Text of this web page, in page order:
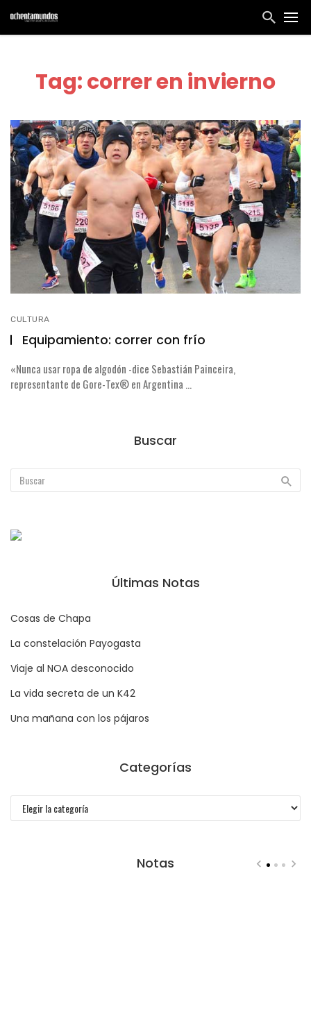
Tag: correr en invierno
CULTURA
Equipamiento: correr con frío
«Nunca usar ropa de algodón -dice Sebastián Painceira,
representante de Gore-Tex® en Argentina ...
Buscar
Últimas Notas
Cosas de Chapa
La constelación Payogasta
Viaje al NOA desconocido
La vida secreta de un K42
Una mañana con los pájaros
Categorías
Notas